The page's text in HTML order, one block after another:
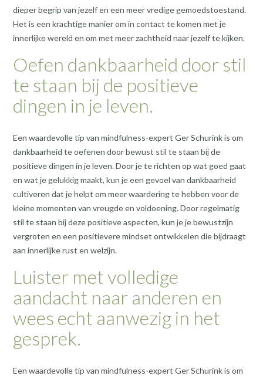
dieper begrip van jezelf en een meer vredige gemoedstoestand.
Het is een krachtige manier om in contact te komen met je
innerlijke wereld en om met meer zachtheid naar jezelf te kijken.
Oefen dankbaarheid door stil
te staan bij de positieve
dingen in je leven.
Een waardevolle tip van mindfulness-expert Ger Schurink is om
dankbaarheid te oefenen door bewust stil te staan bij de
positieve dingen in je leven. Door je te richten op wat goed gaat
en wat je gelukkig maakt, kun je een gevoel van dankbaarheid
cultiveren dat je helpt om meer waardering te hebben voor de
kleine momenten van vreugde en voldoening. Door regelmatig
stil te staan bij deze positieve aspecten, kun je je bewustzijn
vergroten en een positievere mindset ontwikkelen die bijdraagt
aan innerlijke rust en welzijn.
Luister met volledige
aandacht naar anderen en
wees echt aanwezig in het
gesprek.
Een waardevolle tip van mindfulness-expert Ger Schurink is om